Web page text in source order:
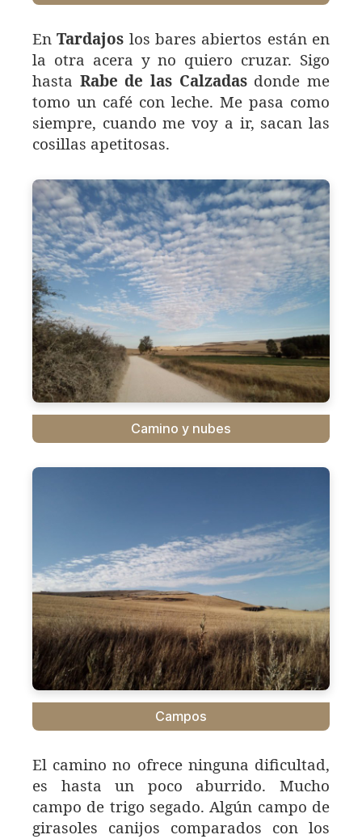
EnTardajos los bares abiertos están en
la otra acera y no quiero cruzar. Sigo
hasta Rabe de las Calzadasdonde me
tomo un café con leche. Me pasa como
siempre, cuando me voy a ir, sacan las
cosillas apetitosas.
Camino y nubes
Campos
El camino no ofrece ninguna dificultad,
es hasta un poco aburrido. Mucho
campo de trigo segado. Algún campo de
girasoles canijos comparados con los